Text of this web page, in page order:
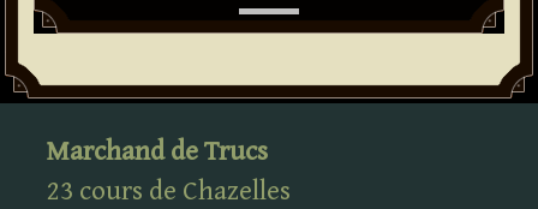
Marchand de Trucs
23 cours de Chazelles